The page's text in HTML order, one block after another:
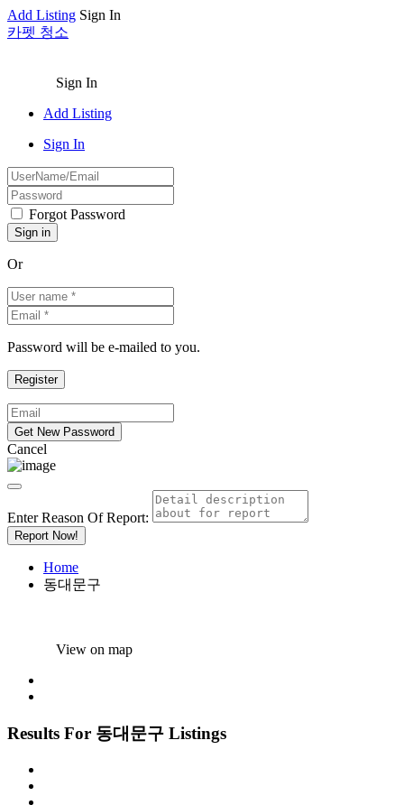
Add Listing Sign In
카펫 청소
Sign In
Add Listing
Sign In
Forgot Password
Or
Password will be e-mailed to you.
Cancel
Enter Reason Of Report:
Report Now!
Home
동대문구
View on map
Results For 동대문구 Listings